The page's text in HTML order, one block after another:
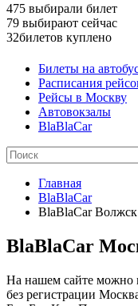
475 выбирали билет
79 выбирают сейчас
32билетов куплено
Билеты на
Расписания
Рейсы в Москву
Автовокзалы
BlaBlaCar
Главная
BlaBlaCar
BlaBlaCar Волжск
BlaBlaCar
На нашем сайте можно
без регистрации